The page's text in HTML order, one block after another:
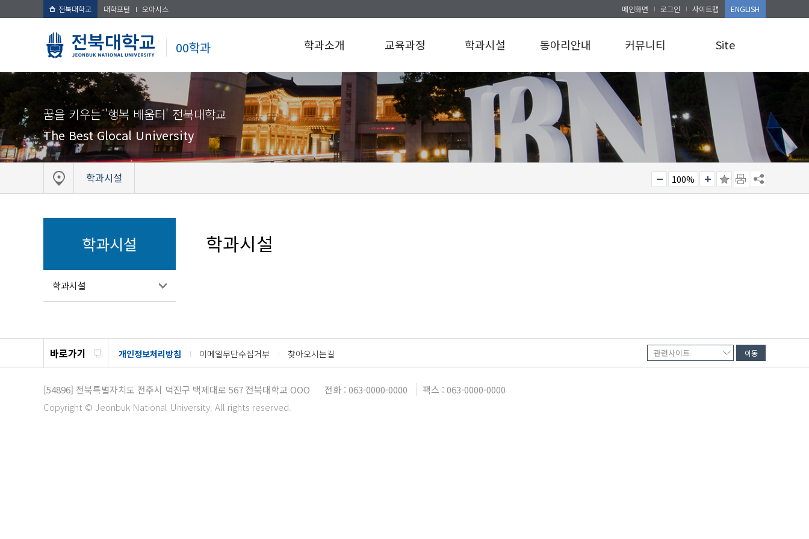
전북대학교 대학포털 오아시스
00학과
메인화면 로그인 사이트맵 ENGLISH
학과소개
인사말
연혁
규정/지침
찾아오시는길
교육과정
교육과정
학과시설
학과시설
동아리안내
동아리안내
커뮤니티
공지사항
앨범게시판
Site
로그인
사이트맵
꿈을 키우는 '행복 배움터' 전북대학교
The Best Glocal University
학과시설 100%
학과시설
학과시설
학과시설
바로가기 개인정보처리방침 이메일무단수집거부 찾아오시는길
[54896] 전북특별자치도 전주시 덕진구 백제대로 567 전북대학교 OOO 전화 : 063-0000-0000
팩스 : 063-0000-0000
Copyright © Jeonbuk National University. All rights reserved.